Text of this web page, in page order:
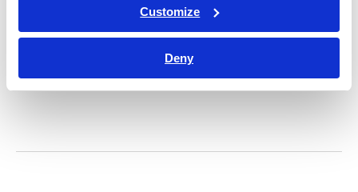
Customize
Deny
Z3210 付属あり
¥68,640）